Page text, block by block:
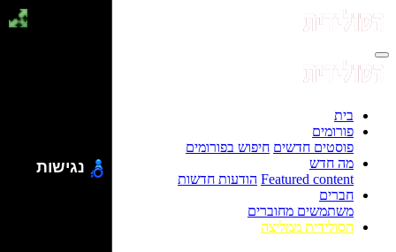
בית
פורומים
פוסטים חדשים חיפוש בפורומים
מה חדש
Featured content הודעות חדשות
חברים
משתמשים מחוברים
הסולידית ממליצה
נגישות